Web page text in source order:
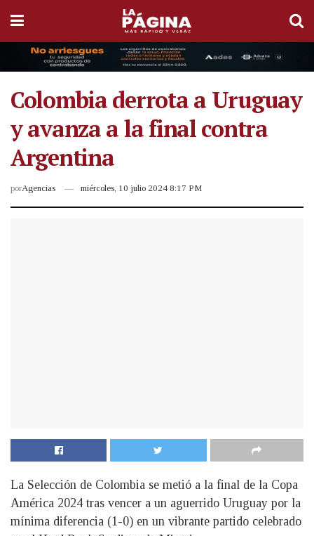
Colombia derrota a Uruguay
y avanza a la final contra
Argentina
porAgencias miércoles, 10 julio 2024 8:17 PM
La Selección de Colombia se metió a la final de la Copa
América 2024 tras vencer a un aguerrido Uruguay por la
mínima diferencia (1-0) en un vibrante partido celebrado